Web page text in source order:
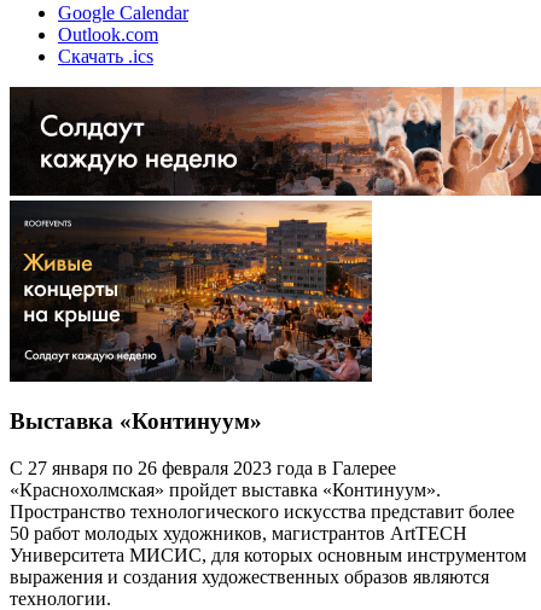
Google Calendar
Outlook.com
Скачать .ics
Выставка «Континуум»
С 27 января по 26 февраля 2023 года в Галерее
«Краснохолмская» пройдет выставка «Континуум».
Пространство технологического искусства представит более
50 работ молодых художников, магистрантов ArtTECH
Университета МИСИС, для которых основным инструментом
выражения и создания художественных образов являются
технологии.